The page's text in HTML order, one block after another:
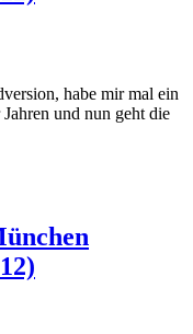
habe mir mal ein
und nun geht die